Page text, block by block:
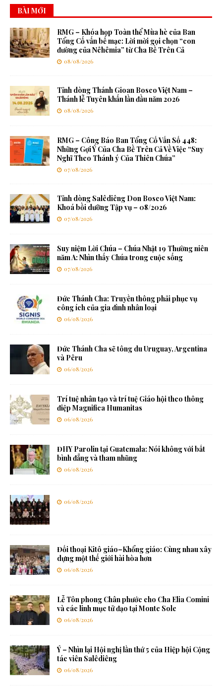
BÀI MỚI
RMG – Khóa họp Toàn thể Mùa hè của Ban
Tổng Cố vấn bế mạc: Lời mời gọi chọn “con
đường của Nêhêmia” từ Cha Bề Trên Cả
08/08/2026
Tỉnh dòng Thánh Gioan Bosco Việt Nam –
Thánh lễ Tuyên khấn lần đầu năm 2026
08/08/2026
RMG – Công Báo Ban Tổng Cố Vấn Số 448:
Những Gợi Ý Của Cha Bề Trên Cả Về Việc “Suy
Nghĩ Theo Thánh ý Của Thiên Chúa”
07/08/2026
Tỉnh dòng Salêdiêng Don Bosco Việt Nam:
Khoá bồi dưỡng Tập vụ – 08/2026
07/08/2026
Suy niệm Lời Chúa – Chúa Nhật 19 Thường niên
năm A: Nhìn thấy Chúa trong cuộc sống
07/08/2026
Đức Thánh Cha: Truyền thông phải phục vụ
công ích của gia đình nhân loại
06/08/2026
Đức Thánh Cha sẽ tông du Uruguay, Argentina
và Pêru
06/08/2026
Trí tuệ nhân tạo và trí tuệ Giáo hội theo thông
điệp Magnifica Humanitas
06/08/2026
ĐHY Parolin tại Guatemala: Nói không với bất
bình đẳng và tham nhũng
06/08/2026
06/08/2026
Đối thoại Kitô giáo–Khổng giáo: Cùng nhau xây
dựng một thế giới hài hòa hơn
06/08/2026
Lễ Tôn phong Chân phước cho Cha Elia Comini
và các linh mục tử đạo tại Monte Sole
06/08/2026
Ý – Nhìn lại Hội nghị lần thứ 5 của Hiệp hội Cộng
tác viên Salêdiêng
06/08/2026